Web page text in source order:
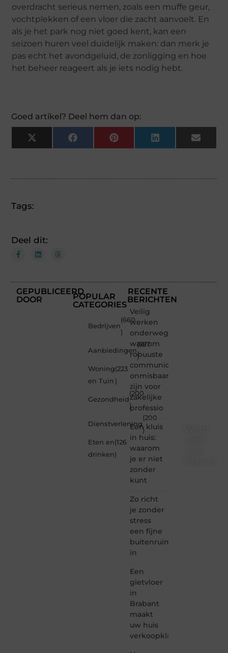
overdracht serieus nemen, zoals een muffe geur,
vochtplekken of een vloer die zacht aanvoelt. En
als je het park nog niet goed kent, kan een
seizoen huren veel duidelijk maken: dan merk je
pas echt het avondgeluid, de zonligging en hoe
het beheer reageert als je iets nodig hebt.
Goed artikel? Deel hem dan op:
X
(Twitter)
FacebookPinterestLinkedInEmail
Tags:
Deel dit:
GEPUBLICEERD
DOOR
POPULAR
CATEGORIES
Bedrijven
(660
)
Aanbiedingen
(357
)
Woning
en Tuin
(223
)
Gezondheid
(200
)
Dienstverlening
(200
)
Eten en
drinken
(126
)
RECENTE
BERICHTEN
Veilig
werken
onderweg:
waarom
robuuste
communicatiemiddelen
onmisbaar
zijn voor
zakelijke
professio
Een kluis
in huis:
waarom
je er niet
zonder
kunt
Zo richt
je zonder
stress
een fijne
buitenruimte
in
Een
gietvloer
in
Brabant
maakt
uw huis
verkoopklaar